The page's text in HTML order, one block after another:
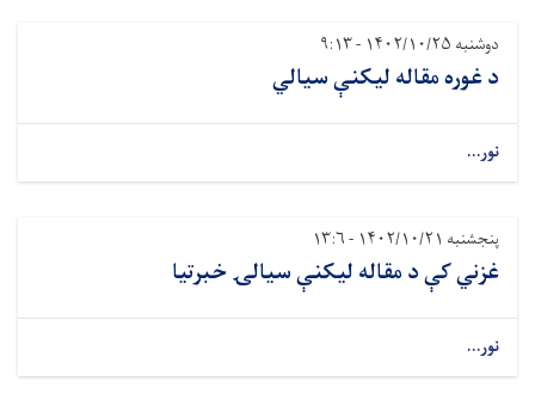
دوشنبه ۱۴۰۲/۱۰/۲۵ - ۹:۱۳
د غوره مقاله ليکنې سيالي
نور...
پنجشنبه ۱۴۰۲/۱۰/۲۱ - ۱۳:۶
غزني کې د مقاله ليکنې سيالۍ خبرتيا
نور...